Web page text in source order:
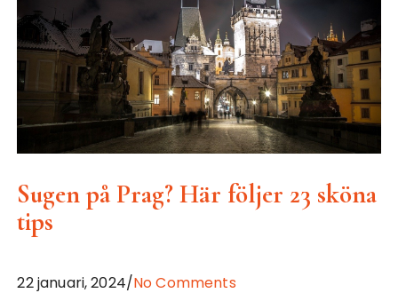
Sugen på Prag? Här följer 23 sköna
tips
22 januari, 2024/No Comments